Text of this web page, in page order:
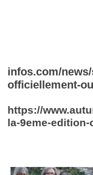
infos.com/
officiellement-
https://
la-9eme-